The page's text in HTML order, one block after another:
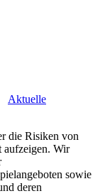
Aktuelle
die Risiken von
aufzeigen. Wir
sowie
deren